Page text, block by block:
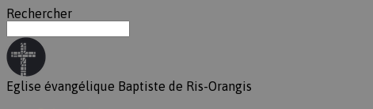
Rechercher
Eglise évangélique Baptiste de Ris-Orangis